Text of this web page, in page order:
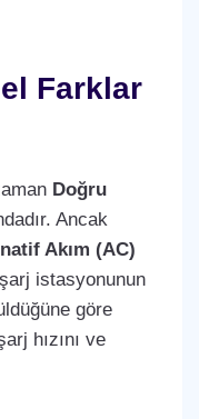
Farklar
Doğru
Ancak
Akım (AC)
istasyonunun
göre
hızını ve